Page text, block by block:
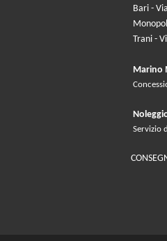
Bari -
Trani -
Marino
Servizio